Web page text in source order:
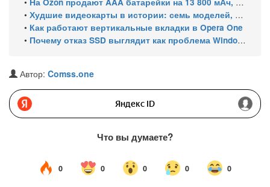
• Худшие видеокарты в истории: семь моделей, провалившихся за 30 лет
• Как работают вертикальные вкладки в Opera One
• Почему отказ SSD выглядит как проблема Windows и как это проверить
Автор: Comss.one